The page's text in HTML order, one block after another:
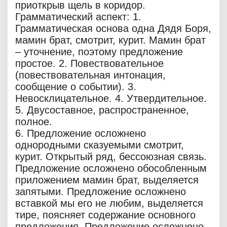
приоткрыв щель в коридор.
Грамматический аспект: 1.
Грамматическая основа одна Дядя Боря,
мамин брат, смотрит, курит. Мамин брат
– уточнение, поэтому предложение
простое. 2. Повествовательное
(повествовательная интонация,
сообщение о событии). 3.
Невосклицательное. 4. Утвердительное.
5. Двусоставное, распространенное,
полное.
6. Предложение осложнено
однородными сказуемыми смотрит,
курит. Открытый ряд, бессоюзная связь.
Предложение осложнено обособленным
приложением мамин брат, выделяется
запятыми. Предложение осложнено
вставкой мы его не любим, выделяется
тире, поясняет содержание основного